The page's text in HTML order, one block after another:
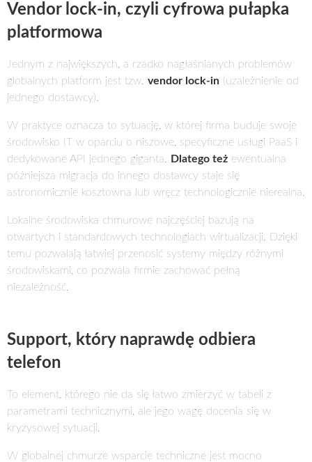
Vendor lock-in, czyli cyfrowa pułapka
platformowa
Jednym z największych, a rzadko nagłaśnianych problemów
globalnych platform jest tzw. vendor lock-in (uzależnienie od
jednego dostawcy).
W praktyce oznacza to sytuację, w której firma buduje swoje
środowisko IT w oparciu o niszowe, specyficzne usługi PaaS i
dedykowane API jednego giganta.
Dlatego też ewentualna
późniejsza migracja do innego dostawcy staje się
astronomicznie kosztowna lub wręcz technologicznie nierealna.
Lokalne środowiska chmurowe najczęściej bazują na
otwartych i standardowych technologiach wirtualizacji. Dzięki
temu pozwalają łatwiej przenosić systemy między różnymi
środowiskami, co pozwala firmie zachować pełną
niezależność.
Support, który naprawdę odbiera
telefon
To element, którego nie da się łatwo zmierzyć w tabeli z
parametrami technicznymi, ale jego wagę docenia się w
kryzysowej sytuacji.
W globalnej chmurze wsparcie techniczne jest mocno